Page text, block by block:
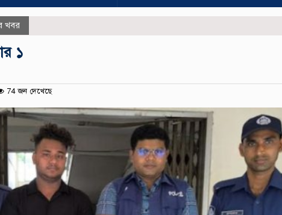
খবর
১
74 জন দেখেছে